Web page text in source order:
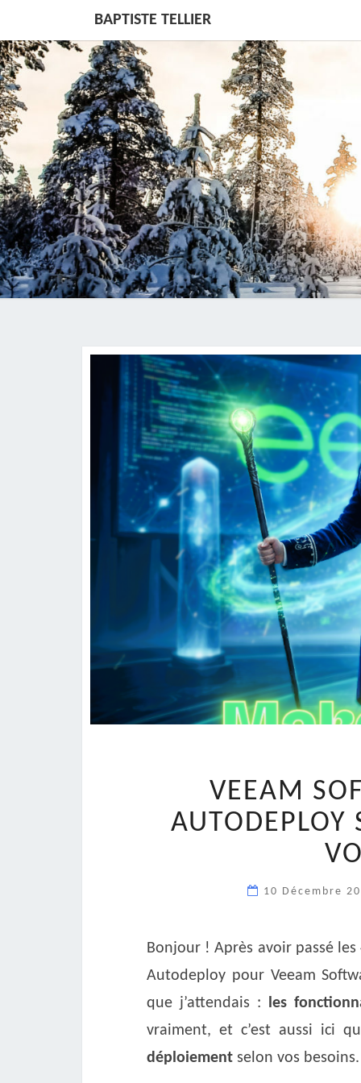
BAPTISTE TELLIER
VEEAM
AUTODEPLOY
10 Décembre
Bonjour ! Après avoir passé
Autodeploy pour Veeam
que j’attendais : les
vraiment, et c’est aussi ici
déploiement selon vos besoins.